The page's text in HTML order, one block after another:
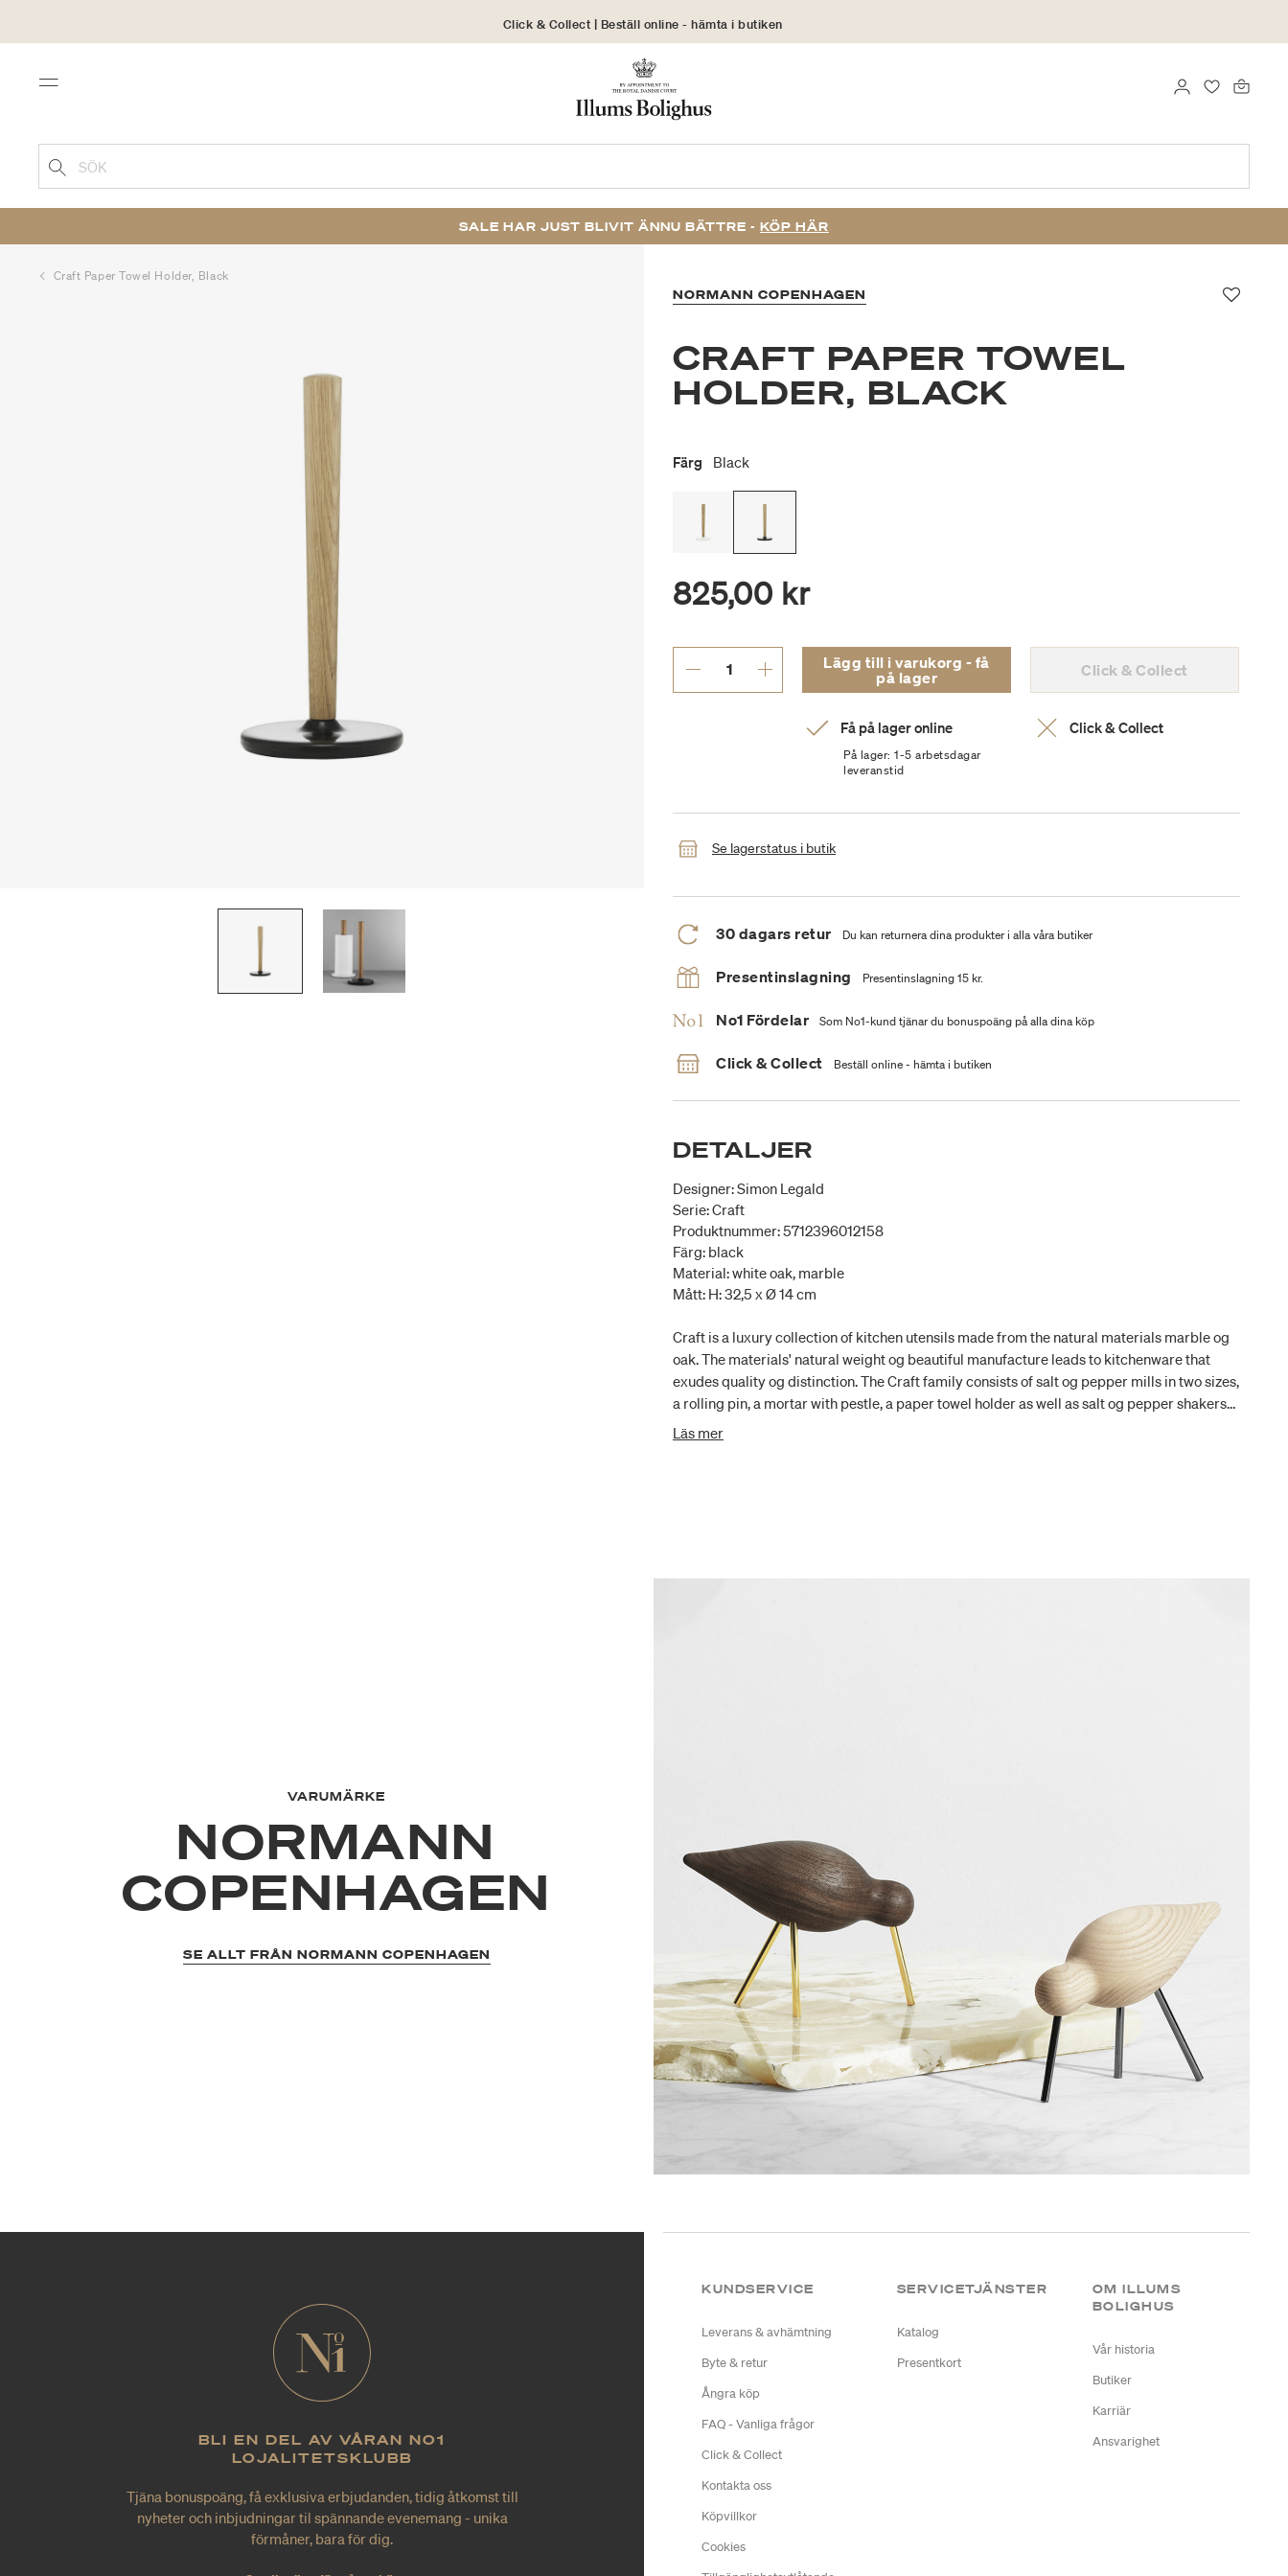
Click & Collect | Beställ online - hämta i butiken
30 dagars returrätt
Menu FAVORITER
LOGGA IN
SÖK
SALE HAR JUST BLIVIT ÄNNU BÄTTRE - KÖP HÄR
Craft Paper Towel Holder, Black
NORMANN COPENHAGEN
CRAFT PAPER TOWEL
HOLDER, BLACK
Färg Black
825,00 kr
Lägg till i varukorg - få
på lager
Click & Collect
Få på lager online
På lager: 1-5 arbetsdagar
leveranstid
Click & Collect
Se lagerstatus i butik
30 dagars retur Du kan returnera dina produkter i alla våra butiker
Presentinslagning Presentinslagning 15 kr.
No1 Fördelar Som No1-kund tjänar du bonuspoäng på alla dina köp
Click & Collect Beställ online - hämta i butiken
DETALJER
Designer: Simon Legald
Serie: Craft
Produktnummer: 5712396012158
Färg: black
Material: white oak, marble
Mått: H: 32,5 x Ø 14 cm
Craft is a luxury collection of kitchen utensils made from the natural materials marble og
oak. The materials' natural weight og beautiful manufacture leads to kitchenware that
exudes quality og distinction. The Craft family consists of salt og pepper mills in two sizes,
a rolling pin, a mortar with pestle, a paper towel holder as well as salt og pepper shakers
og cellars. The wide range makes it easy to create a permeating style in your kitchen
Läs mer
VARUMÄRKE
NORMANN
COPENHAGEN
SE ALLT FRÅN NORMANN COPENHAGEN
BLI EN DEL AV VÅRAN NO1
LOJALITETSKLUBB
Tjäna bonuspoäng, få exklusiva erbjudanden, tidig åtkomst till
nyheter och inbjudningar til spännande evenemang - unika
förmåner, bara för dig.
KUNDSERVICE
Leverans & avhämtning
Byte & retur
Ångra köp
FAQ - Vanliga frågor
Click & Collect
Kontakta oss
Köpvillkor
Cookies
SERVICETJÄNSTER
Katalog
Presentkort
OM ILLUMS
BOLIGHUS
Vår historia
Butiker
Karriär
Ansvarighet